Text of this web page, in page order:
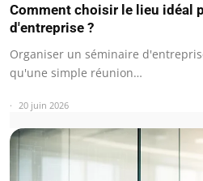
Comment choisir le lieu idéal
d'entreprise ?
Organiser un séminaire
qu'une simple réunion…
20 juin 2026